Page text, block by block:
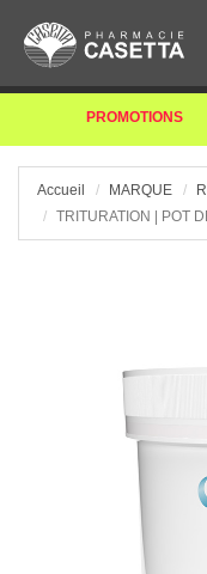
PROMOTIONS
Accueil MARQUE
TRITURATION | POT